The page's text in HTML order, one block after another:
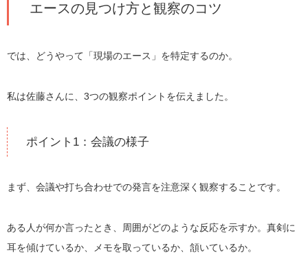
エースの見つけ方と観察のコツ
では、どうやって「現場のエース」を特定するのか。
私は佐藤さんに、3つの観察ポイントを伝えました。
ポイント1：会議の様子
まず、会議や打ち合わせでの発言を注意深く観察することです。
ある人が何か言ったとき、周囲がどのような反応を示すか。真剣に
耳を傾けているか、メモを取っているか、頷いているか。